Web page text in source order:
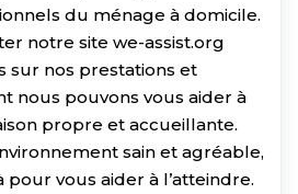
du ménage à domicile.
notre site we-assist.org
sur nos prestations et
nous pouvons vous aider à
propre et accueillante.
sain et agréable,
vous aider à l’atteindre.